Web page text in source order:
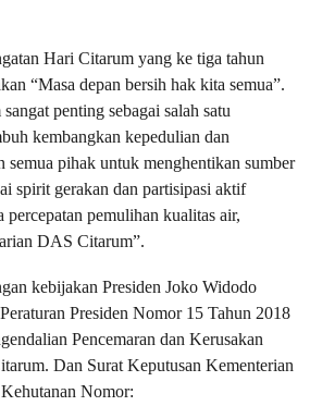
Hari Citarum yang ke tiga tahun
“Masa depan bersih hak kita semua”.
penting sebagai salah satu
kembangkan kepedulian dan
semua pihak untuk menghentikan sumber
spirit gerakan dan partisipasi aktif
percepatan pemulihan kualitas air,
DAS Citarum”.
kebijakan Presiden Joko Widodo
Presiden Nomor 15 Tahun 2018
Pencemaran dan Kerusakan
Dan Surat Keputusan Kementerian
Nomor: